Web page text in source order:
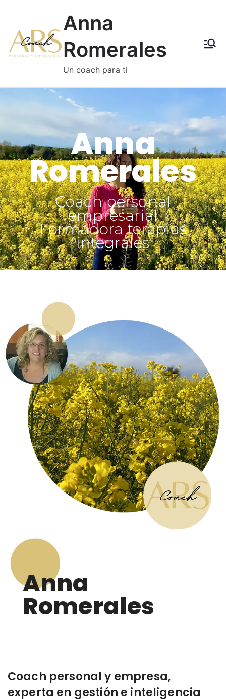
Anna
Romerales
Un coach para ti
Anna
Romerales
Coach personal
empresarial
Formadora terapias
integrales
Anna
Romerales
Coach personal y empresa,
experta en gestión e inteligencia